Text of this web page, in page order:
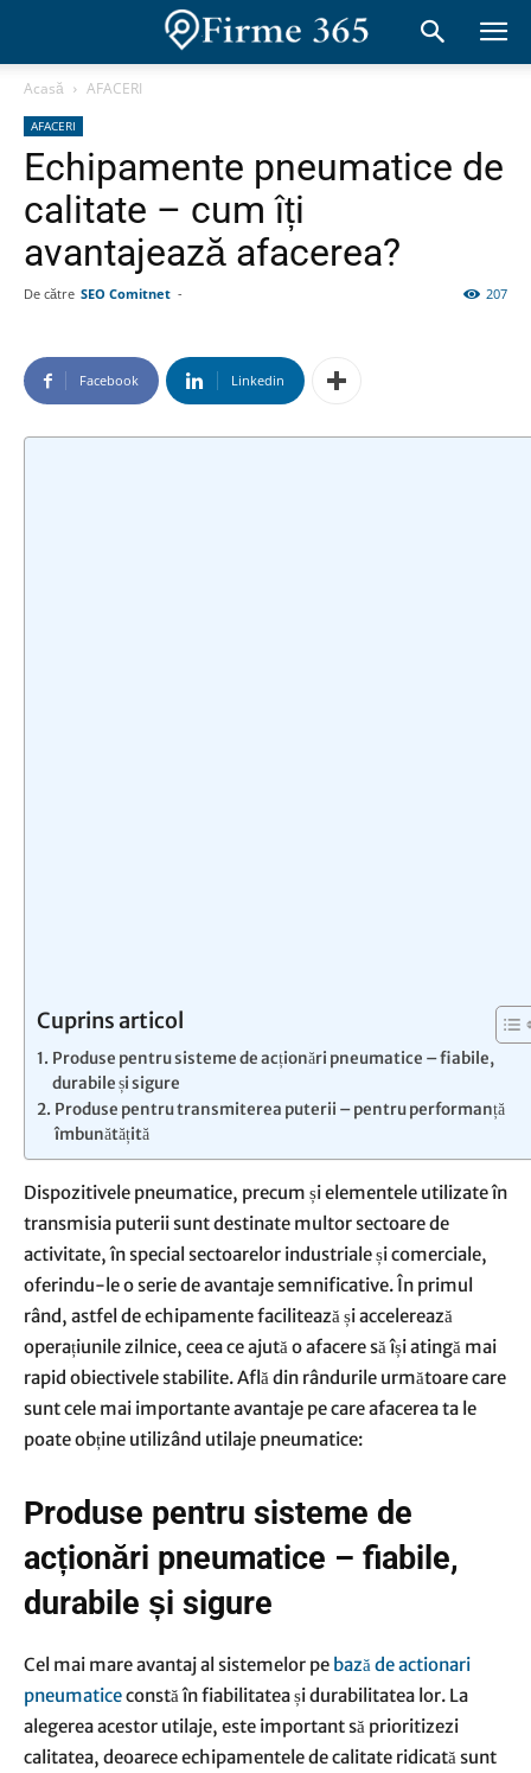
Acasă AFACERI
AFACERI
Echipamente pneumatice de
calitate – cum îți
avantajează afacerea?
De către SEO Comitnet - 207
Facebook Linkedin
Cuprins articol
Produse pentru sisteme de acționări pneumatice – fiabile,
durabile și sigure
Produse pentru transmiterea puterii – pentru performanță
îmbunătățită
Dispozitivele pneumatice, precum și elementele utilizate în
transmisia puterii sunt destinate multor sectoare de
activitate, în special sectoarelor industriale și comerciale,
oferindu-le o serie de avantaje semnificative. În primul
rând, astfel de echipamente facilitează și accelerează
operațiunile zilnice, ceea ce ajută o afacere să își atingă mai
rapid obiectivele stabilite. Află din rândurile următoare care
sunt cele mai importante avantaje pe care afacerea ta le
poate obține utilizând utilaje pneumatice:
Produse pentru sisteme de
acționări pneumatice – fiabile,
durabile și sigure
Cel mai mare avantaj al sistemelor pe bază de actionari
pneumaticeconstă în fiabilitatea și durabilitatea lor. La
alegerea acestor utilaje, este important să prioritizezi
calitatea, deoarece echipamentele de calitate ridicată sunt